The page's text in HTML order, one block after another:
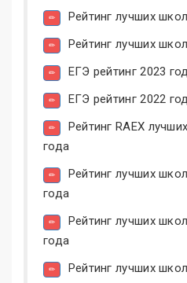
Рейтинг лучших
Рейтинг лучших
ЕГЭ рейтинг 2023
ЕГЭ рейтинг 2022
Рейтинг RAEX
года
Рейтинг лучших
года
Рейтинг лучших
года
Рейтинг лучших